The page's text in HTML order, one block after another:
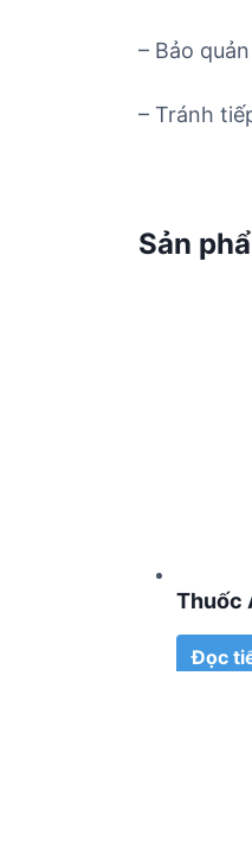
– Bảo
– Tránh
Sản
Thuốc
Đọc